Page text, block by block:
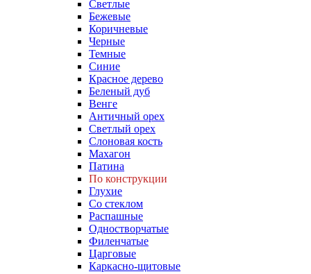
Светлые
Бежевые
Коричневые
Черные
Темные
Синие
Красное дерево
Беленый дуб
Венге
Античный орех
Светлый орех
Слоновая кость
Махагон
Патина
По конструкции
Глухие
Со стеклом
Распашные
Одностворчатые
Филенчатые
Царговые
Каркасно-щитовые